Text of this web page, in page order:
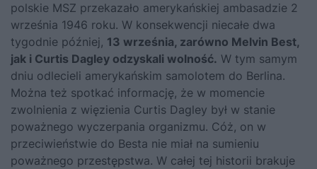
polskie MSZ przekazało amerykańskiej ambasadzie 2
września 1946 roku. W konsekwencji niecałe dwa
tygodnie później, 13 września, zarówno Melvin Best,
jak i Curtis Dagley odzyskali wolność. W tym samym
dniu odlecieli amerykańskim samolotem do Berlina.
Można też spotkać informację, że w momencie
zwolnienia z więzienia Curtis Dagley był w stanie
poważnego wyczerpania organizmu. Cóż, on w
przeciwieństwie do Besta nie miał na sumieniu
poważnego przestępstwa. W całej tej historii brakuje